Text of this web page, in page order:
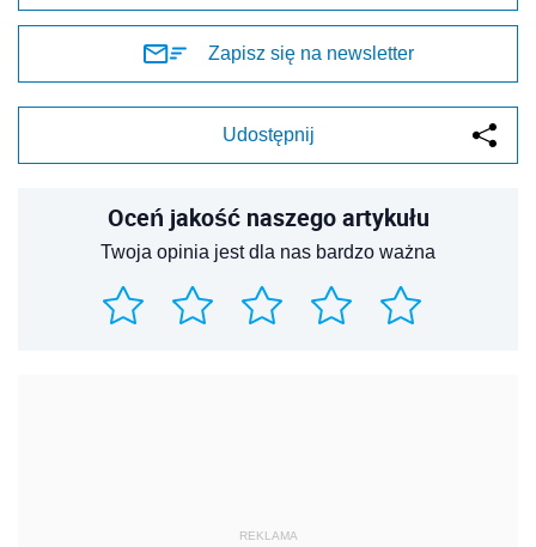
Zapisz się na newsletter
Udostępnij
Oceń jakość naszego artykułu
Twoja opinia jest dla nas bardzo ważna
REKLAMA